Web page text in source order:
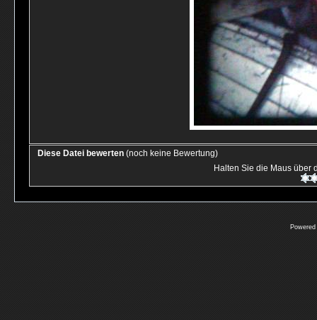
Diese Datei bewerten (noch keine Bewertung)
Halten Sie die Maus über